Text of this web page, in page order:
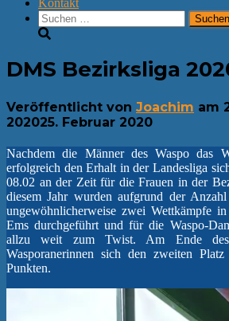
Kontakt
Suchen
nach:
DMS Bezirksliga
Veröffentlicht von Joachim am
202025. Februar 2020
Nachdem die Männer des Waspo das
erfolgreich den Erhalt in der Landesliga
08.02 an der Zeit für die Frauen in der
diesem Jahr wurden aufgrund der
ungewöhnlicherweise zwei Wettkämpfe
Ems durchgeführt und für die Waspo-
allzu weit zum Twist. Am Ende des
Wasporanerinnen sich den zweiten
Punkten.